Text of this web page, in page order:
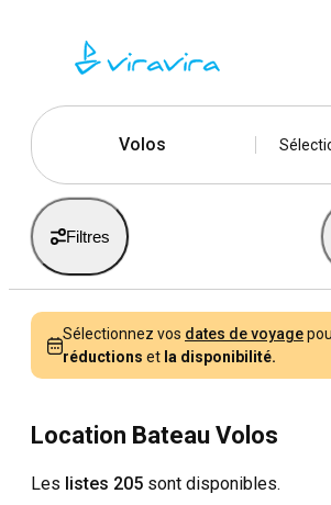
Volos
Filtres
Sélectionnez vos dates de voyage
réductions et la disponibilité.
Location Bateau Volos
Les listes 205 sont disponibles.